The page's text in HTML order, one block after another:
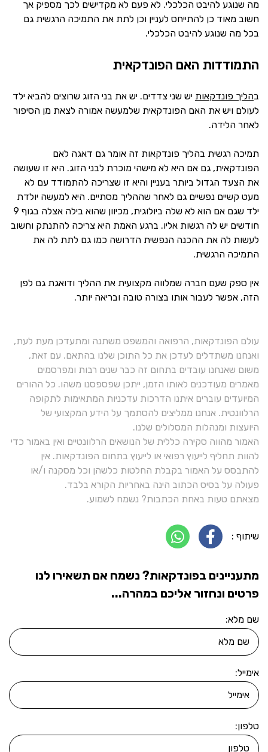
מה שנוגע להיבט הכלכלי. לא פעם לא מקדישים לכך מספיק אך
חשוב מאוד כן להתייחס לעניין וכן לתת את התמיכה הרגשית גם
בכל מה שנוגע להיבט הכלכלי.
התמודדות האם הפונדקאית
בהליך פונדקאות יש שני צדדים. יש את בני הזוג שרוצים להביא ילד
לעולם ויש את האם הפונדקאית שלמעשה אמורה לצאת מן הסיפור
לאחר הלידה.
תמיכה רגשית בהליך פונדקאות זה אומר גם דאגה לאם
הפונדקאית, גם אם היא לא מישהי מוכרת לבני הזוג. היא זו שעושה
את הצעד הגדול ביותר בעניין והיא זו שצריכה להתמודד עם לא
מעט קשיים נפשיים גם לאחר שההליך מסתיים. היא למעשה יולדת
ילד שגם אם הוא לא שלה ביולוגית, מכיוון שהוא בילה אצלה בגוף 9
חודשים יש לה רגשות אליו. ברגע האמת היא צריכה להתנתק וחשוב
לעשות לה את ההכנה הנפשית הדרושה כמו גם לתת לה את
התמיכה הרגשית.
אין ספק שעם חברה שמלווה מקצועית את ההליך ודואגת גם לפן
הזה, אפשר לעבור אותו בצורה טובה ובריאה יותר.
עולם הפונדקאות, הרפואה והמשפט משתנה ומתעדכן מעת לעת,
ואנחנו משתדלים לעדכן את כל התוכן שלנו בהתאם. עם זאת,
משום שאנחנו עובדים בתחום זה כבר שנים רבות ומפרסמים
מאמרים מעודכנים לאותו הזמן, ייתכן שפספסנו משהו. כל ההורים
המיועדים עוברים איתנו הדרכות עדכניות המתאימות לתקופה
הרלוונטית. אנחנו ממליצים להסתמך על הידע המקצועי של
היועצות ומנהלות המסלולים שלנו.
האמור מהווה סקירה כללית של הנושאים הרלוונטיים ואין באמור כדי
להוות תחליף לייעוץ רפואי או לייעוץ בתחום הפונדקאות. אין
להתבסס על האמור בקבלת החלטות כלשהן וכל מסקנה ו/או
פעולה על בסיס הכתוב הינה באחריות הקורא בלבד.
מצאתם טעות באחת הכתבות? נשמח לשמוע.
שיתוף :
מתעניינים בפונדקאות? נשמח אם תשאירו לנו
פרטים ונחזור אליכם במהרה...
שם מלא:
אימייל:
טלפון: